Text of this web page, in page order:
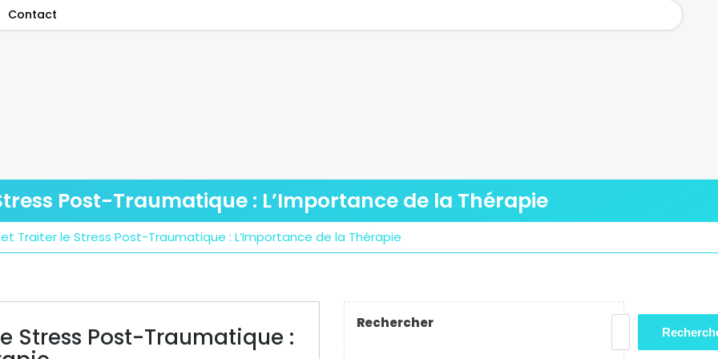
Contact
Post-Traumatique : L’Importance de la Thérapie
Traiter le Stress Post-Traumatique : L’Importance de la Thérapie
Stress Post-Traumatique :
Rechercher